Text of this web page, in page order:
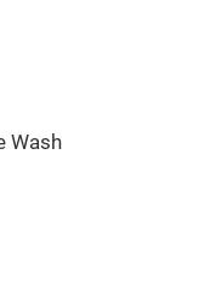
Wash